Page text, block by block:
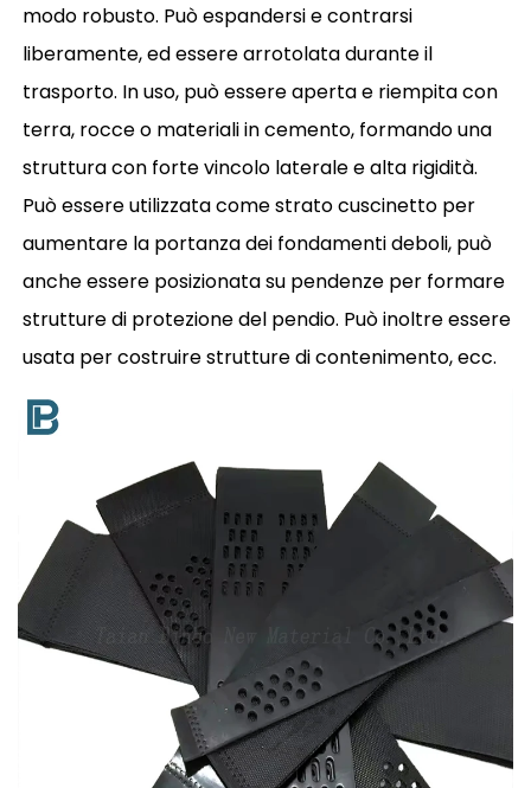
modo robusto. Può espandersi e contrarsi
liberamente, ed essere arrotolata durante il
trasporto. In uso, può essere aperta e riempita con
terra, rocce o materiali in cemento, formando una
struttura con forte vincolo laterale e alta rigidità.
Può essere utilizzata come strato cuscinetto per
aumentare la portanza dei fondamenti deboli, può
anche essere posizionata su pendenze per formare
strutture di protezione del pendio. Può inoltre essere
usata per costruire strutture di contenimento, ecc.